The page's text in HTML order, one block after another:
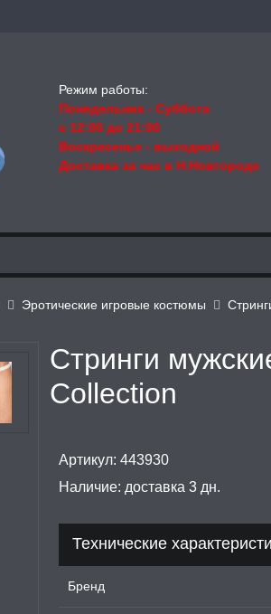
Режим работы:
Понедельник - Суббота
с 12:00 до 21:00
Воскресенье - выходной
Доставка за час в Н.Новгороде
Эротические игровые костюмы
Стринги
Collection
Артикул: 443930
Наличие: доставка 3 дн.
Технические
Бренд